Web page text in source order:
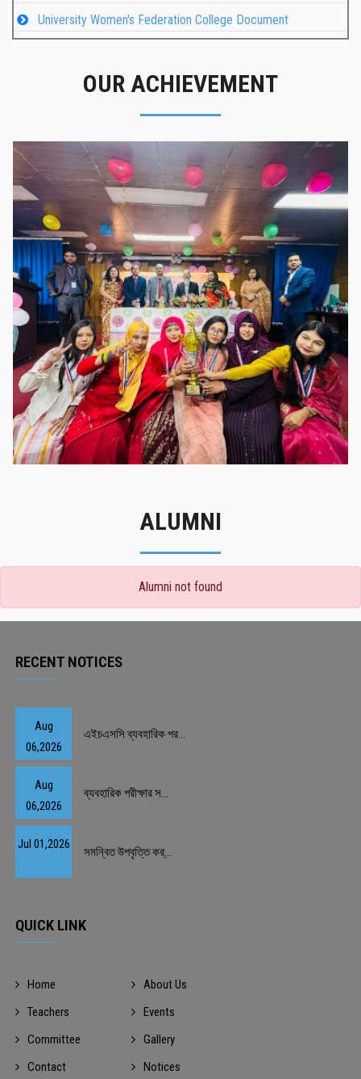
University Women's Federation College Document
OUR ACHIEVEMENT
গৌরবের মুহূর্ত
গৌরবের মুহূর্ত
ALUMNI
Alumni not found
RECENT NOTICES
Aug
06,2026
এইচএসসি ব্যবহারিক পর...
Aug
06,2026
ব্যবহারিক পরীক্ষার স...
Jul 01,2026
সমন্বিত উপবৃত্তি কর্...
QUICK LINK
Home
About Us
Teachers
Events
Committee
Gallery
Contact
Notices